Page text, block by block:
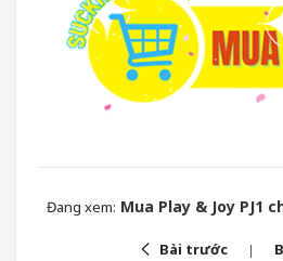
Đang xem: Mua Play & Joy PJ1
Bài trước